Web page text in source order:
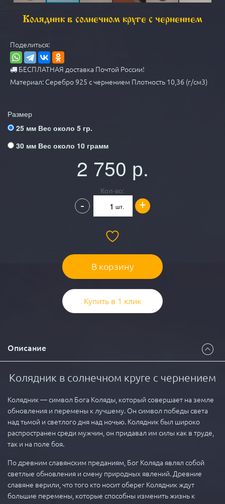
Колядник в солнечном круге с чернением
Поделиться:
БЕСПЛАТНАЯ доставка Почтой России!
Материал: Серебро 925 с чернением Плотность 10,36 (г/см3)
Размер
25 мм Вес около 5 гр.
30 мм Вес около 10 грамм
2 750 р.
Кол-во:
шт. +
-
В корзину
Купить в 1 клик
Описание
Колядник в солнечном круге с чернением
Колядник — символ Бога Коляды, который совершает на земле
обновления и перемены к лучшему. Он символ победы света
над тьмой и светлого дня над ночью. Колядник был широко
распространен среди мужчин, он придавал им силы как в труде,
так и на поле боя.
По древним славянским преданиям, Бог Коляда являл собой
светлые обновления и смену природных явлений. Древние
славяне верили, что того кто носит оберег Колядник ждут
большие перемены, которые способны изменить жизнь к